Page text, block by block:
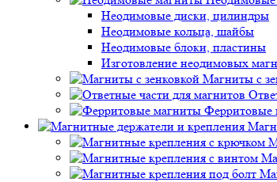
Неодимовые диски, цилиндры
Неодимовые кольца, шайбы
Неодимовые блоки, пластины
Изготовление неодимовых
Магниты с
Ферритовые